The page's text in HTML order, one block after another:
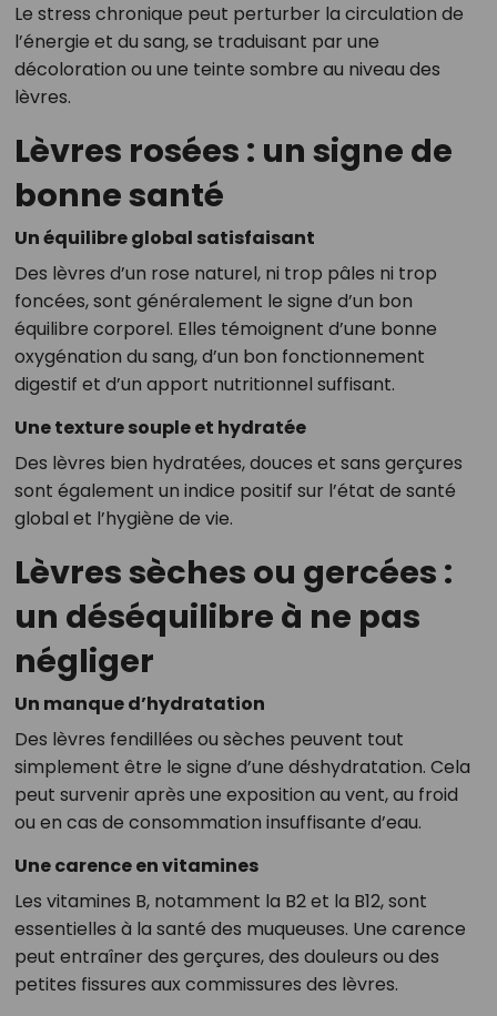
Le stress chronique peut perturber la circulation de
l’énergie et du sang, se traduisant par une
décoloration ou une teinte sombre au niveau des
lèvres.
Lèvres rosées : un signe de
bonne santé
Un équilibre global satisfaisant
Des lèvres d’un rose naturel, ni trop pâles ni trop
foncées, sont généralement le signe d’un bon
équilibre corporel. Elles témoignent d’une bonne
oxygénation du sang, d’un bon fonctionnement
digestif et d’un apport nutritionnel suffisant.
Une texture souple et hydratée
Des lèvres bien hydratées, douces et sans gerçures
sont également un indice positif sur l’état de santé
global et l’hygiène de vie.
Lèvres sèches ou gercées :
un déséquilibre à ne pas
négliger
Un manque d’hydratation
Des lèvres fendillées ou sèches peuvent tout
simplement être le signe d’une déshydratation. Cela
peut survenir après une exposition au vent, au froid
ou en cas de consommation insuffisante d’eau.
Une carence en vitamines
Les vitamines B, notamment la B2 et la B12, sont
essentielles à la santé des muqueuses. Une carence
peut entraîner des gerçures, des douleurs ou des
petites fissures aux commissures des lèvres.